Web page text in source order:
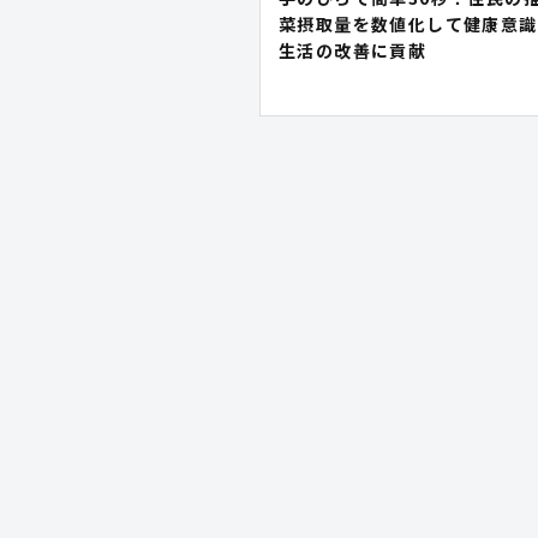
菜摂取量を数値化して健康意
生活の改善に貢献